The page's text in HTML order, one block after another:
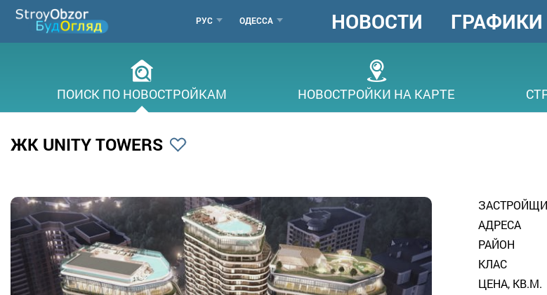
Перейти
основному
РУС
МЕНЮ
ГОРОДОВ
ОДЕССА
ГОЛОВНЕ
МЕНЮ
НОВОСТИ ГРАФИКИ
ПОИСК ПО НОВОСТРОЙКАМ НОВОСТРОЙКИ НА КАРТЕ
ЖК UNITY TOWERS
АДРЕСА
РАЙОН
КЛАС
ЦЕНА, КВ.М.